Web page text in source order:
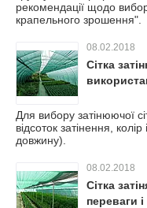
рекомендації щодо
крапельного зрошення".
08.02.2018
Сітка
Для вибору затінюючої
відсоток затінення,
довжину).
08.02.2018
Сітка
переваги